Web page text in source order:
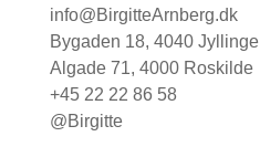
info@BirgitteArnberg.dk
Bygaden 18, 4040 Jyllinge
Algade 71, 4000 Roskilde
+45 22 22 86 58
@Birgitte